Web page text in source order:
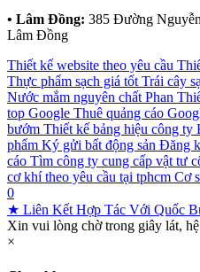
• Lâm Đồng: 385 Đường
Lâm Đồng
Thiết kế website theo yêu cầu
Thực phẩm sạch giá tốt Trái cây
Nước mắm nguyên chất Phan
top Google Thuê quảng cáo
bướm Thiết kế bảng hiệu công ty
phẩm Ký gửi bất động sản Đăng
cáo Tìm công ty cung cấp vật tư
cơ khí theo yêu cầu tại tphcm Cơ
0
★ Liên Kết Hợp Tác Với Quốc
Xin vui lòng chờ trong giây lát,
×